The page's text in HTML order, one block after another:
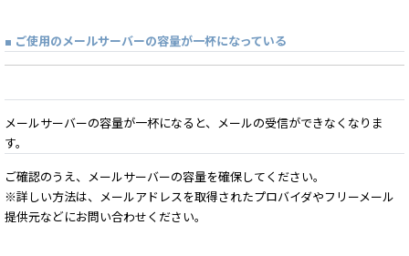
■ ご使用のメールサーバーの容量が一杯になっている
メールサーバーの容量が一杯になると、メールの受信ができなくなりま
す。
ご確認のうえ、メールサーバーの容量を確保してください。
※詳しい方法は、メールアドレスを取得されたプロバイダやフリーメール
提供元などにお問い合わせください。